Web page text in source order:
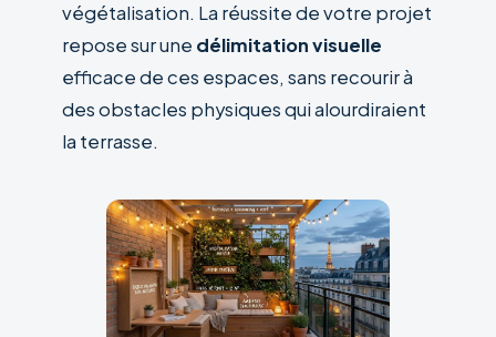
végétalisation. La réussite de votre projet
repose sur une délimitation visuelle
efficace de ces espaces, sans recourir à
des obstacles physiques qui alourdiraient
la terrasse.